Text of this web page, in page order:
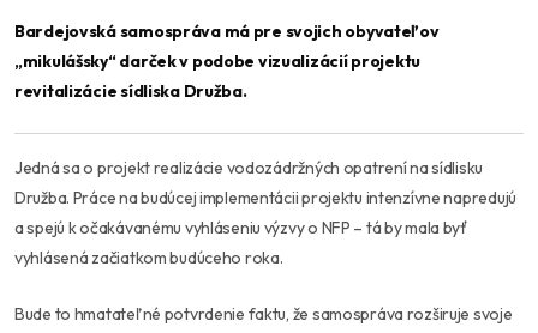
Bardejovská samospráva má pre svojich obyvateľov
„mikulášsky“ darček v podobe vizualizácií projektu
revitalizácie sídliska Družba.
Jedná sa o projekt realizácie vodozádržných opatrení na sídlisku
Družba. Práce na budúcej implementácii projektu intenzívne napredujú
a spejú k očakávanému vyhláseniu výzvy o NFP – tá by mala byť
vyhlásená začiatkom budúceho roka.
Bude to hmatateľné potvrdenie faktu, že samospráva rozširuje svoje